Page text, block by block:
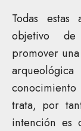
Todas
objetivo de
promover
trata, por
intención es